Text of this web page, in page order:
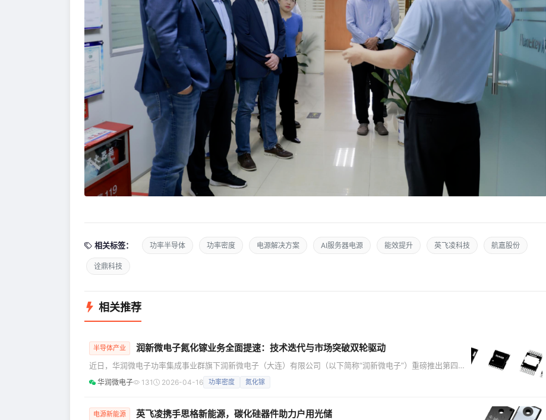
相关标签： 功率半导体 功率密度 电源解决方案 AI服务器电源 能效提升 英飞凌科技 航嘉股份
诠鼎科技
相关推荐
半导体产业 润新微电子氮化镓业务全面提速：技术迭代与市场突破双轮驱动
近日，华润微电子功率集成事业群旗下润新微电子（大连）有限公司（以下简称“润新微电子”）重磅推出第四代
D-mode GaN系列新品。该产品可广泛应用于AI服务器电源、车载充电机（OBC）、激光雷达、人形机器人关节
华润微电子 131 2026-04-16 功率密度 氮化镓
电源新能源 英飞凌携手思格新能源，碳化硅器件助力户用光储